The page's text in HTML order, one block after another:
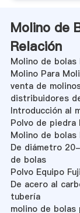
Molino de
Relación
Molino de
Molino Para
venta de
distribuidores
Introducción al
Polvo de piedra
Molino de bolas
De diámetro
de bolas
Polvo Equipo
De acero al
tubería
molino de bolas